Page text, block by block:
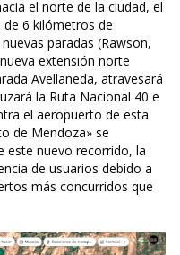
el norte de la ciudad, el
6 kilómetros de
paradas (Rawson,
extensión norte
Avellaneda, atravesará
la Ruta Nacional 40 e
el aeropuerto de esta
de Mendoza» se
este nuevo recorrido, la
de usuarios debido a
más concurridos que